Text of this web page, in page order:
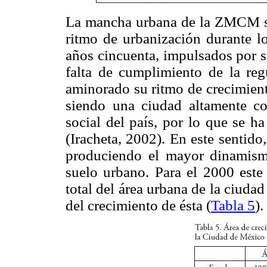
La mancha urbana de la ZMCM
ritmo de urbanización durante
años cincuenta, impulsados por
falta de cumplimiento de la
aminorado su ritmo de
siendo una ciudad altamente
social del país, por lo que se
(Iracheta, 2002). En este
produciendo el mayor
suelo urbano. Para el 2000
total del área urbana de la
del crecimiento de ésta (Tabla 5).